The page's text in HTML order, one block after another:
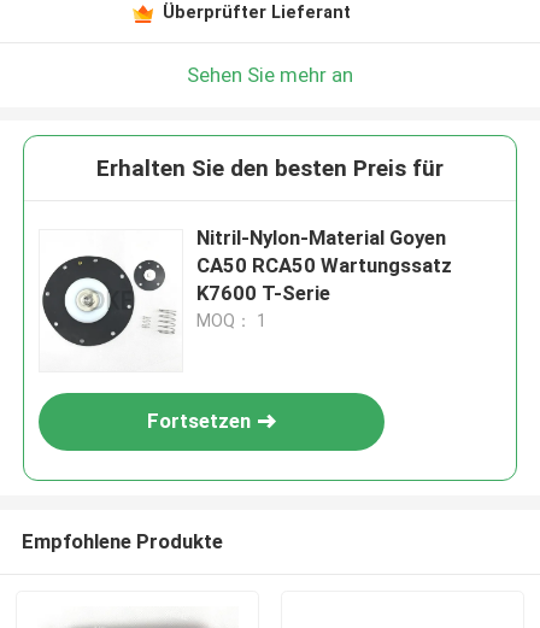
Überprüfter Lieferant
Sehen Sie mehr an
Erhalten Sie den besten Preis für
Nitril-Nylon-Material Goyen
CA50 RCA50 Wartungssatz
K7600 T-Serie
MOQ： 1
Fortsetzen
Empfohlene Produkte